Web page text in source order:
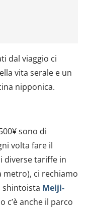
dal viaggio ci
vita serale e un
nipponica.
sono di
volta fare il
diverse tariffe in
metro), ci rechiamo
shintoista Meiji-
c’è anche il parco